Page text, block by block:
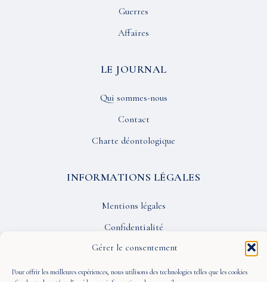
Gérer le consentement
Pour offrir les meilleures expériences, nous utilisons des technologies telles que les cookies
Guerres
Affaires
LE JOURNAL
Qui sommes-nous
Contact
Charte déontologique
INFORMATIONS LÉGALES
Mentions légales
Confidentialité
CGU